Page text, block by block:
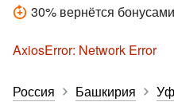
30% вернётся бонусами
AxiosError: Network Error
Россия Башкирия